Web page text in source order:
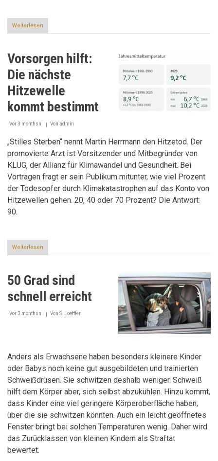
Weiterlesen
Nur
entfernt
Vorsorgen hilft:
Die nächste
Hitzewelle
kommt bestimmt
Vor 3 monthsn Von admin
„Stilles Sterben“ nennt Martin Herrmann den Hitzetod. Der
promovierte Arzt ist Vorsitzender und Mitbegründer von
KLUG, der Allianz für Klimawandel und Gesundheit. Bei
Vorträgen fragt er sein Publikum mitunter, wie viel Prozent
der Todesopfer durch Klimakatastrophen auf das Konto von
Hitzewellen gehen. 20, 40 oder 70 Prozent? Die Antwort:
90.
Weiterlesen
Vorsorgen
nächste
kommt
50 Grad sind
schnell erreicht
Vor 3 monthsn Von S. Loeffler
Anders als Erwachsene haben besonders kleinere Kinder
oder Babys noch keine gut ausgebildeten und trainierten
Schweißdrüsen. Sie schwitzen deshalb weniger. Schweiß
hilft dem Körper aber, sich selbst abzukühlen. Hinzu kommt,
dass Kinder eine viel geringere Körperoberfläche haben,
über die sie schwitzen könnten. Auch ein leicht geöffnetes
Fenster bringt bei solchen Temperaturen wenig. Daher wird
das Zurücklassen von kleinen Kindern als Straftat
bewertet.